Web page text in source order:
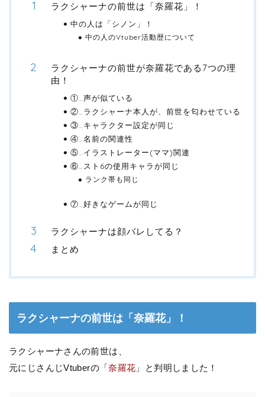
ラクシャーナの前世は「奈羅花」！
中の人は「シノン」！
中の人のVtuber活動歴について
ラクシャーナの前世が奈羅花である7つの理
由！
①…声が似ている
②…ラクシャーナ本人が、前世を匂わせている
③…キャラクター設定が同じ
④…名前の関連性
⑤…イラストレーター(ママ)関連
⑥…スト6の使用キャラが同じ
ランク帯も同じ
⑦…好きなゲームが同じ
ラクシャーナは顔バレしてる？
まとめ
ラクシャーナの前世は「奈羅花」！
ラクシャーナさんの前世は、
元にじさんじVtuberの「奈羅花 」と判明しました！